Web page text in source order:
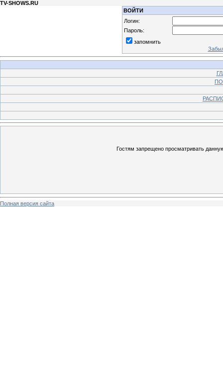
TV-SHOWS.RU
ВОЙТИ
Логин:
Пароль:
запомнить
Гостям запрещено просматривать
Полная версия сайта